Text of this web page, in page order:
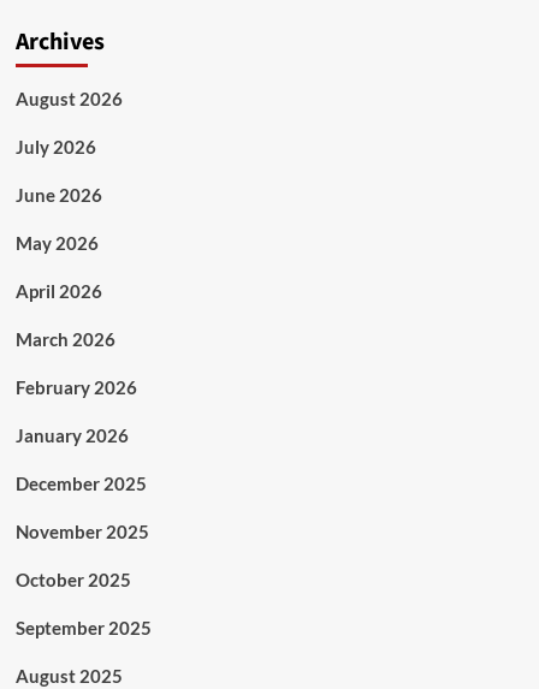
Archives
August 2026
July 2026
June 2026
May 2026
April 2026
March 2026
February 2026
January 2026
December 2025
November 2025
October 2025
September 2025
August 2025